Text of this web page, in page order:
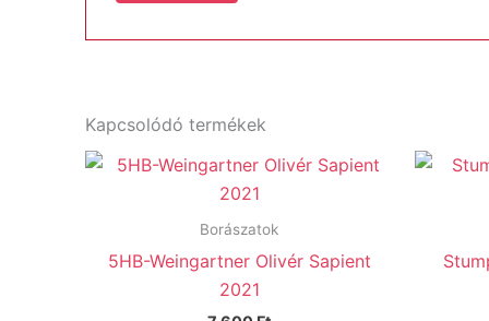
Kapcsolódó termékek
Borászatok
5HB-Weingartner Olivér Sapient
2021